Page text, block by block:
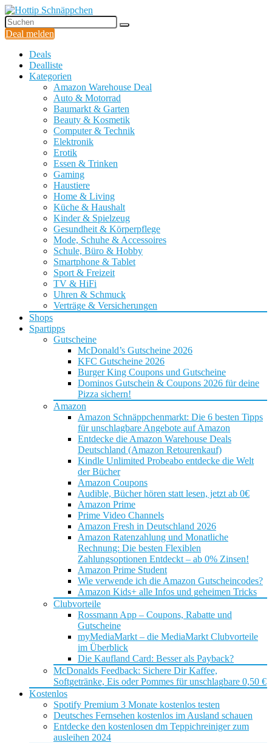
Deal melden
Deals
Dealliste
Kategorien
Amazon Warehouse Deal
Auto & Motorrad
Baumarkt & Garten
Beauty & Kosmetik
Computer & Technik
Elektronik
Erotik
Essen & Trinken
Gaming
Haustiere
Home & Living
Küche & Haushalt
Kinder & Spielzeug
Gesundheit & Körperpflege
Mode, Schuhe & Accessoires
Schule, Büro & Hobby
Smartphone & Tablet
Sport & Freizeit
TV & HiFi
Uhren & Schmuck
Verträge & Versicherungen
Shops
Spartipps
Gutscheine
McDonald’s Gutscheine 2026
KFC Gutscheine 2026
Burger King Coupons und Gutscheine
Dominos Gutschein & Coupons 2026 für deine
Pizza sichern!
Amazon
Amazon Schnäppchenmarkt: Die 6 besten Tipps
für unschlagbare Angebote auf Amazon
Entdecke die Amazon Warehouse Deals
Deutschland (Amazon Retourenkauf)
Kindle Unlimited Probeabo entdecke die Welt
der Bücher
Amazon Coupons
Audible, Bücher hören statt lesen, jetzt ab 0€
Amazon Prime
Prime Video Channels
Amazon Fresh in Deutschland 2026
Amazon Ratenzahlung und Monatliche
Rechnung: Die besten Flexiblen
Zahlungsoptionen Entdeckt – ab 0% Zinsen!
Amazon Prime Student
Wie verwende ich die Amazon Gutscheincodes?
Amazon Kids+ alle Infos und geheimen Tricks
Clubvorteile
Rossmann App – Coupons, Rabatte und
Gutscheine
myMediaMarkt – die MediaMarkt Clubvorteile
im Überblick
Die Kaufland Card: Besser als Payback?
McDonalds Feedback: Sichere Dir Kaffee,
Softgetränke, Eis oder Pommes für unschlagbare 0,50 €
Kostenlos
Spotify Premium 3 Monate kostenlos testen
Deutsches Fernsehen kostenlos im Ausland schauen
Entdecke den kostenlosen dm Teppichreiniger zum
ausleihen 2024